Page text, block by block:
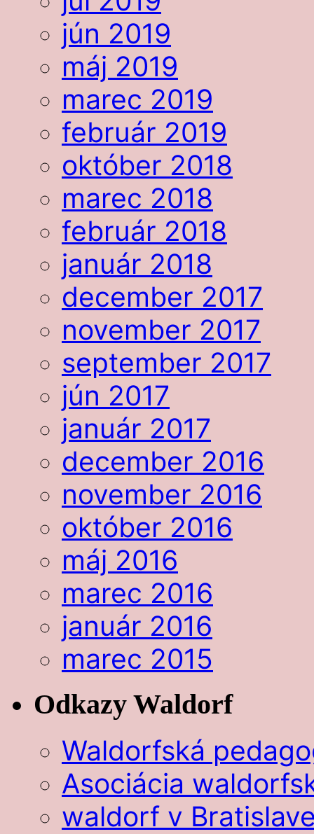
jún 2019
máj 2019
marec 2019
február 2019
október 2018
marec 2018
február 2018
január 2018
december 2017
november 2017
september 2017
jún 2017
január 2017
december 2016
november 2016
október 2016
máj 2016
marec 2016
január 2016
marec 2015
Odkazy Waldorf
Waldorfská
Asociácia
waldorf v